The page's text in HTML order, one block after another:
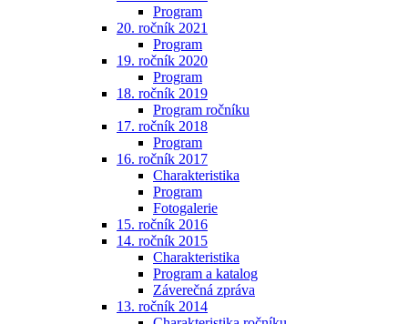
Program
20. ročník 2021
Program
19. ročník 2020
Program
18. ročník 2019
Program ročníku
17. ročník 2018
Program
16. ročník 2017
Charakteristika
Program
Fotogalerie
15. ročník 2016
14. ročník 2015
Charakteristika
Program a katalog
Záverečná zpráva
13. ročník 2014